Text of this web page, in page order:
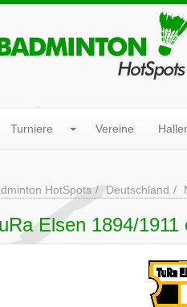
Turniere Vereine
HotSpots Deutschland
Elsen 1894/1911